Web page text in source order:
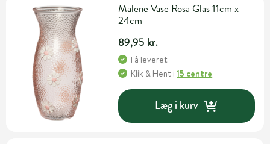
Malene Vase Rosa Glas 11cm x
24cm
89,95 kr.
Få leveret
Klik & Hent i15 centre
Læg i kurv